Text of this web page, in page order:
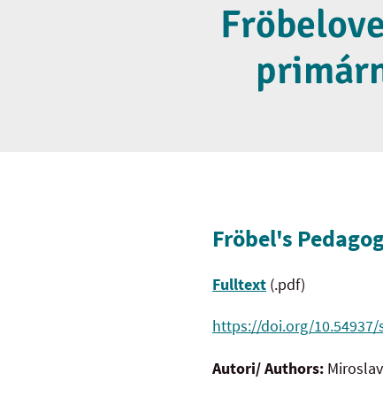
Fröbel's
Fulltext (.pdf)
https://doi.org/10.54937/
Autori/ Authors: